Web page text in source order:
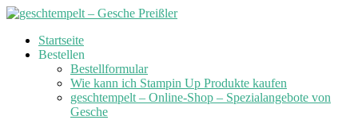
Skip
Startseite
Bestellen
Bestellformular
Wie kann ich Stampin Up Produkte kaufen
geschtempelt – Online-Shop – Spezialangebote von
Gesche